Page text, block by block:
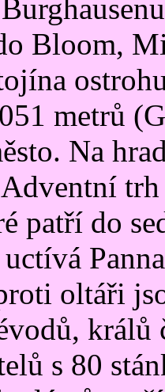
Bloom,
metrů
Na
patří do
oltáři
s 80